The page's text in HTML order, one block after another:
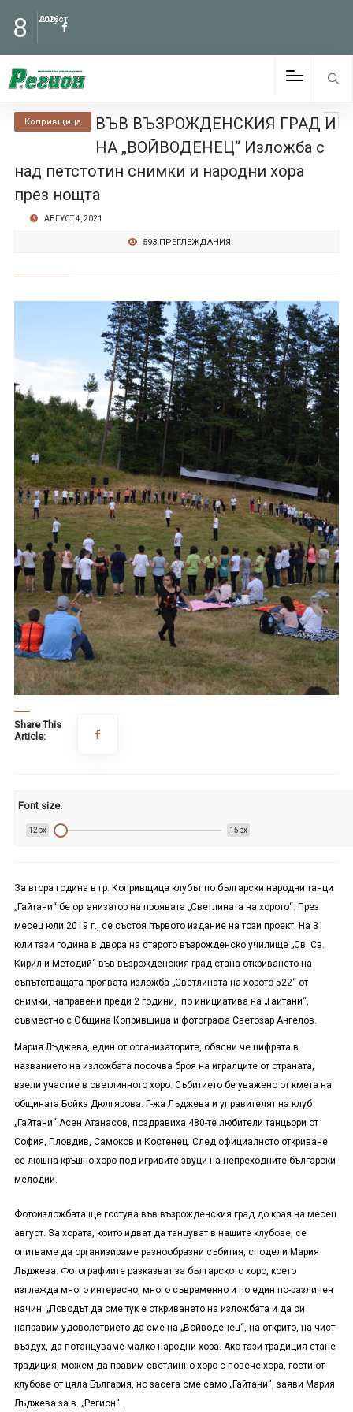
8 Август
2026
Копривщица
ВЪВ ВЪЗРОЖДЕНСКИЯ ГРАД И
НА „ВОЙВОДЕНЕЦ“ Изложба с
над петстотин снимки и народни хора
през нощта
АВГУСТ 4, 2021
593 ПРЕГЛЕЖДАНИЯ
Share This
Article:
Font size:
12px 15px
За втора година в гр. Копривщица клубът по български народни танци
„Гайтани“ бе организатор на проявата „Светлината на хорото“. През
месец юли 2019 г., се състоя първото издание на този проект. На 31
юли тази година в двора на старото възрожденско училище „Св. Св.
Кирил и Методий“ във възрожденския град стана откриването на
съпътстващата проявата изложба „Светлината на хорото 522“ от
снимки, направени преди 2 години, по инициатива на „Гайтани“,
съвместно с Община Копривщица и фотографа Светозар Ангелов.
Мария Лъджева, един от организаторите, обясни че цифрата в
названието на изложбата посочва броя на игралците от страната,
взели участие в светлинното хоро. Събитието бе уважено от кмета на
общината Бойка Дюлгярова. Г-жа Лъджева и управителят на клуб
„Гайтани“ Асен Атанасов, поздравиха 480-те любители танцьори от
София, Пловдив, Самоков и Костенец. След официалното откриване
се люшна кръшно хоро под игривите звуци на непреходните български
мелодии.
Фотоизложбата ще гостува във възрожденския град до края на месец
август. За хората, които идват да танцуват в нашите клубове, се
опитваме да организираме разнообразни събития, сподели Мария
Лъджева. Фотографиите разказват за българското хоро, което
изглежда много интересно, много съвременно и по един по-различен
начин. „Поводът да сме тук е откриването на изложбата и да си
направим удоволствието да сме на „Войводенец“, на открито, на чист
въздух, да потанцуваме малко народни хора. Ако тази традиция стане
традиция, можем да правим светлинно хоро с повече хора, гости от
клубове от цяла България, но засега сме само „Гайтани“, заяви Мария
Лъджева за в. „Регион“.